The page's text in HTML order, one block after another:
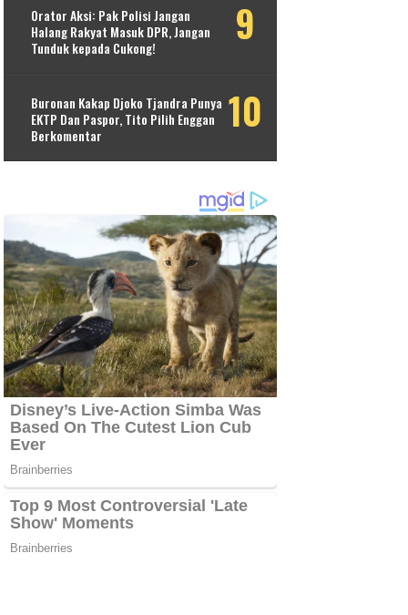
Orator Aksi: Pak Polisi Jangan
Halang Rakyat Masuk DPR, Jangan
Tunduk kepada Cukong!
Buronan Kakap Djoko Tjandra Punya
EKTP Dan Paspor, Tito Pilih Enggan
Berkomentar